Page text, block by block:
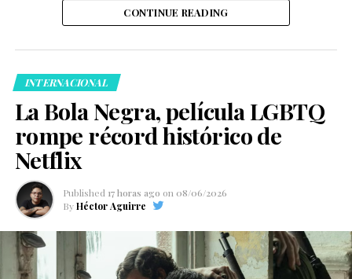
CONTINUE READING
INTERNACIONAL
La Bola Negra, película LGBTQ
rompe récord histórico de
Netflix
Published 17 horas ago on 08/06/2026
By Héctor Aguirre